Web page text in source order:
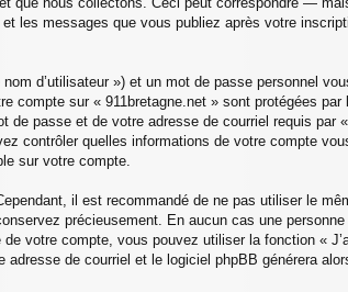
les messages que vous publiez après votre
d’utilisateur ») et un mot de passe personnel
sur « 911bretagne.net » sont protégées
passe et de votre adresse de courriel requis
contrôler quelles informations de votre compte
sur votre compte.
il est recommandé de ne pas utiliser le
précieusement. En aucun cas une
votre compte, vous pouvez utiliser la fonction «
de courriel et le logiciel phpBB générera